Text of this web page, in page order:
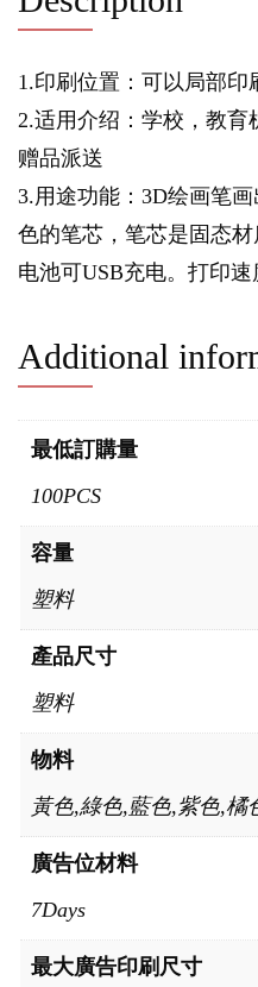
1.印刷位置：可以局部印
2.适用介绍：学校，教育
赠品派送
3.用途功能：3D绘画笔
色的笔芯，笔芯是固态
电池可USB充电。打印速
Additional
最低訂購量
100PCS
容量
塑料
產品尺寸
塑料
物料
黃色,綠色,藍色,紫色,橘
廣告位材料
7Days
最大廣告印刷尺寸